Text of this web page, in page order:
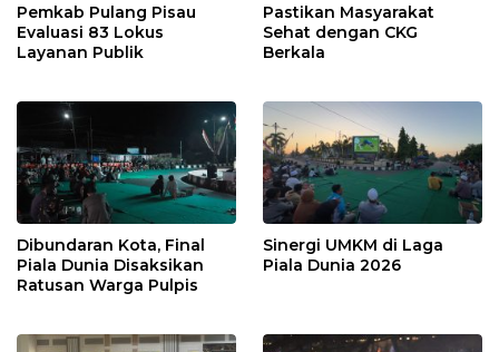
Pemkab Pulang Pisau
Evaluasi 83 Lokus
Layanan Publik
Pastikan Masyarakat
Sehat dengan CKG
Berkala
Dibundaran Kota, Final
Piala Dunia Disaksikan
Ratusan Warga Pulpis
Sinergi UMKM di Laga
Piala Dunia 2026